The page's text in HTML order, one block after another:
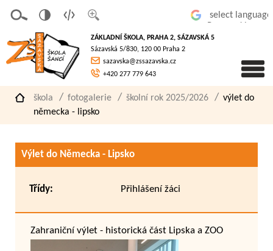
písmo
á
verze
pro
slaboz
raké
ZÁKLADNÍ ŠKOLA, PRAHA 2, SÁZAVSKÁ 5
Sázavská 5/830, 120 00 Praha 2
sazavska@zssazavska.cz
+420 277 779 643
škola fotogalerie školní rok 2025/2026
výlet do
německa - lipsko
Výlet do Německa - Lipsko
Třídy: Přihlášení žáci
Zahraniční výlet - historická část Lipska a ZOO